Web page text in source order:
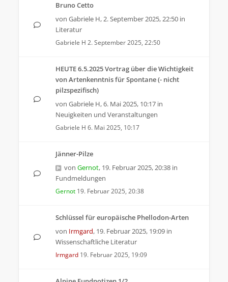
Bruno Cetto
von Gabriele H,2. September 2025, 22:50 in
Literatur
Gabriele H 2. September 2025, 22:50
HEUTE 6.5.2025 Vortrag über die Wichtigkeit
von Artenkenntnis für Spontane (- nicht
pilzspezifisch)
von Gabriele H,6. Mai 2025, 10:17 in
Neuigkeiten und Veranstaltungen
Gabriele H 6. Mai 2025, 10:17
Jänner-Pilze
von Gernot, 19. Februar 2025, 20:38 in
Fundmeldungen
Gernot 19. Februar 2025, 20:38
Schlüssel für europäische Phellodon-Arten
von Irmgard, 19. Februar 2025, 19:09 in
Wissenschaftliche Literatur
Irmgard 19. Februar 2025, 19:09